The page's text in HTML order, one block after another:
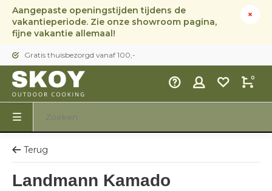
Aangepaste openingstijden tijdens de
vakantieperiode. Zie onze showroom pagina,
fijne vakantie allemaal!
Gratis thuisbezorgd vanaf 100,-
0
Terug
Landmann Kamado